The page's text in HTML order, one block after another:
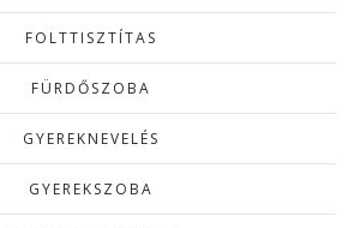
FOLTTISZTÍTAS
FÜRDŐSZOBA
GYEREKNEVELÉS
GYEREKSZOBA